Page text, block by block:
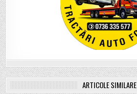
ARTICOLE SIMILARE